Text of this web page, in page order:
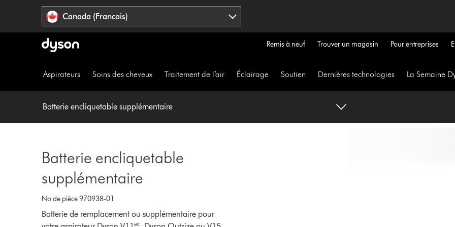
sauter
l’accessibilité
Canada (Francais)
Remis à neuf Trouver un magasin Pour entreprises
Aspirateurs Soins des cheveux Traitement de l’air Éclairage Soutien Dernières technologies La Semaine
Batterie encliquetable supplémentaire
Batterie encliquetable
supplémentaire
No de pièce 970938-01
Batterie de remplacement ou supplémentaire pour